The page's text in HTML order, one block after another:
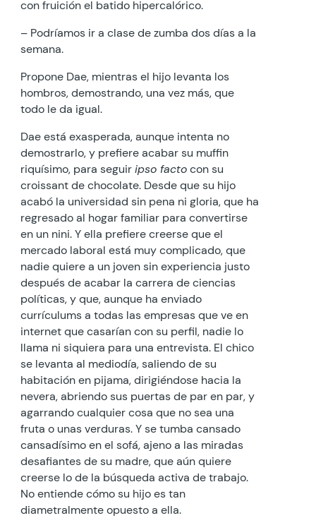
con fruición el batido hipercalórico.
– Podríamos ir a clase de zumba dos días a la
semana.
Propone Dae, mientras el hijo levanta los
hombros, demostrando, una vez más, que
todo le da igual.
Dae está exasperada, aunque intenta no
demostrarlo, y prefiere acabar su muffin
riquísimo, para seguiripso factocon su
croissant de chocolate. Desde que su hijo
acabó la universidad sin pena ni gloria, que ha
regresado al hogar familiar para convertirse
en un nini. Y ella prefiere creerse que el
mercado laboral está muy complicado, que
nadie quiere a un joven sin experiencia justo
después de acabar la carrera de ciencias
políticas, y que, aunque ha enviado
currículums a todas las empresas que ve en
internet que casarían con su perfil, nadie lo
llama ni siquiera para una entrevista. El chico
se levanta al mediodía, saliendo de su
habitación en pijama, dirigiéndose hacia la
nevera, abriendo sus puertas de par en par, y
agarrando cualquier cosa que no sea una
fruta o unas verduras. Y se tumba cansado
cansadísimo en el sofá, ajeno a las miradas
desafiantes de su madre, que aún quiere
creerse lo de la búsqueda activa de trabajo.
No entiende cómo su hijo es tan
diametralmente opuesto a ella.